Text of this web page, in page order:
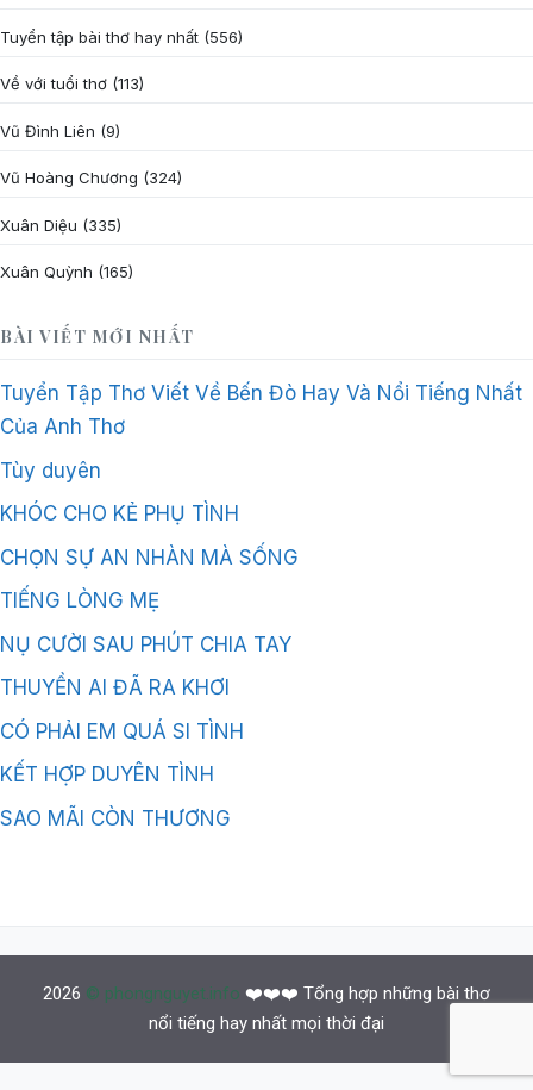
Tuyển tập bài thơ hay nhất (556)
Về với tuổi thơ (113)
Vũ Đình Liên (9)
Vũ Hoàng Chương (324)
Xuân Diệu (335)
Xuân Quỳnh (165)
BÀI VIẾT MỚI NHẤT
Tuyển Tập Thơ Viết Về Bến Đò Hay Và Nổi Tiếng Nhất
Của Anh Thơ
Tùy duyên
KHÓC CHO KẺ PHỤ TÌNH
CHỌN SỰ AN NHÀN MÀ SỐNG
TIẾNG LÒNG MẸ
NỤ CƯỜI SAU PHÚT CHIA TAY
THUYỀN AI ĐÃ RA KHƠI
CÓ PHẢI EM QUÁ SI TÌNH
KẾT HỢP DUYÊN TÌNH
SAO MÃI CÒN THƯƠNG
2026 © phongnguyet.info ❤️❤️❤️ Tổng hợp những bài thơ
nổi tiếng hay nhất mọi thời đại